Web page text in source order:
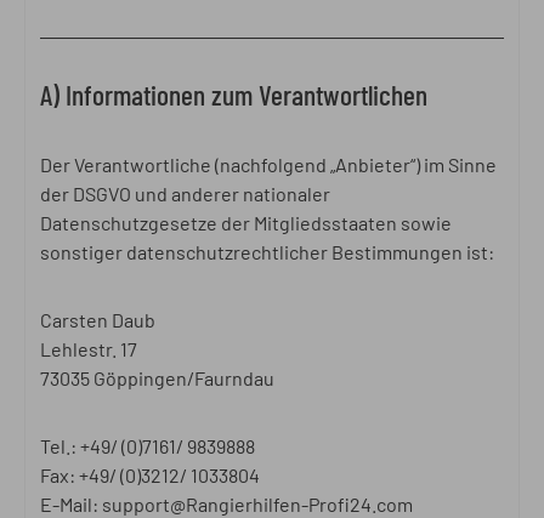
A) Informationen zum Verantwortlichen
Der Verantwortliche (nachfolgend „Anbieter“) im Sinne
der DSGVO und anderer nationaler
Datenschutzgesetze der Mitgliedsstaaten sowie
sonstiger datenschutzrechtlicher Bestimmungen ist:
Carsten Daub
Lehlestr. 17
73035 Göppingen/Faurndau
Tel.: +49/ (0)7161/ 9839888
Fax: +49/ (0)3212/ 1033804
E-Mail: support@Rangierhilfen-Profi24.com